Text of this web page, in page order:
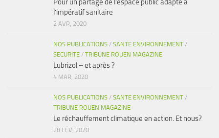
Pour un partage de l’espace public adapté à
l’impératif sanitaire
2 AVR, 2020
NOS PUBLICATIONS / SANTE ENVIRONNEMENT /
SECURITE / TRIBUNE ROUEN MAGAZINE
Lubrizol – et après ?
4 MAR, 2020
NOS PUBLICATIONS / SANTE ENVIRONNEMENT /
TRIBUNE ROUEN MAGAZINE
Le réchauffement climatique en action. Et nous?
28 FÉV, 2020